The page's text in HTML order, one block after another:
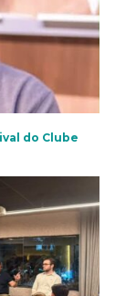
do Clube